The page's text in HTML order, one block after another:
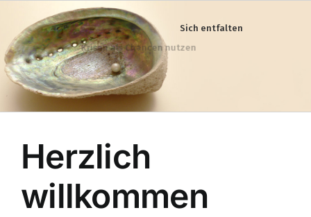
Inhalt
springen
Sich entfalten
Krisen als Chancen nutzen
Herzlich
willkommen